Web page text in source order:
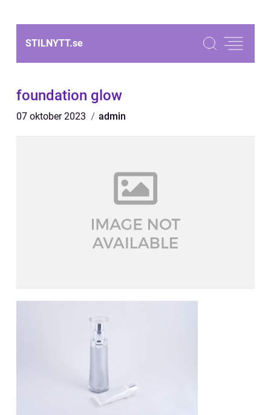
STILNYTT.se
foundation glow
07 oktober 2023 admin